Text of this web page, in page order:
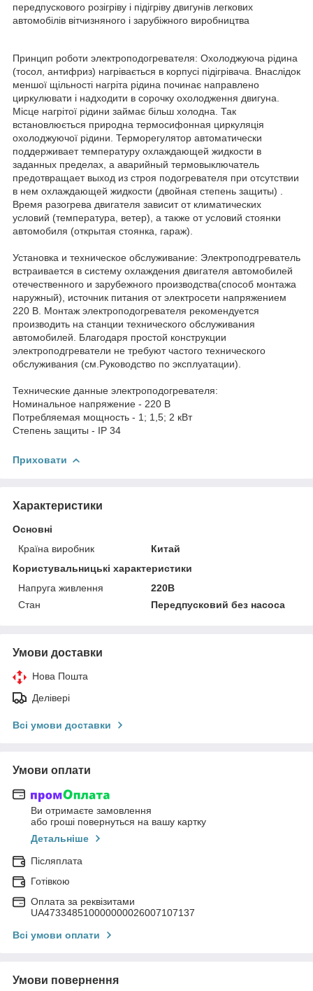
передпускового розігріву і підігріву двигунів легкових
автомобілів вітчизняного і зарубіжного виробництва
Принцип роботи электроподогревателя: Охолоджуюча рідина
(тосол, антифриз) нагрівається в корпусі підігрівача. Внаслідок
меншої щільності нагріта рідина починає направлено
циркулювати і надходити в сорочку охолодження двигуна.
Місце нагрітої рідини займає більш холодна. Так
встановлюється природна термосифонная циркуляція
охолоджуючої рідини. Терморегулятор автоматически
поддерживает температуру охлаждающей жидкости в
заданных пределах, а аварийный термовыключатель
предотвращает выход из строя подогревателя при отсутствии
в нем охлаждающей жидкости (двойная степень защиты) .
Время разогрева двигателя зависит от климатических
условий (температура, ветер), а также от условий стоянки
автомобиля (открытая стоянка, гараж).
Установка и техническое обслуживание: Электроподгреватель
встраивается в систему охлаждения двигателя автомобилей
отечественного и зарубежного производства(способ монтажа
наружный), источник питания от электросети напряжением
220 В. Монтаж электроподогревателя рекомендуется
производить на станции технического обслуживания
автомобилей. Благодаря простой конструкции
электроподгреватели не требуют частого технического
обслуживания (см.Руководство по эксплуатации).
Технические данные электроподогревателя:
Номинальное напряжение - 220 В
Потребляемая мощность - 1; 1,5; 2 кВт
Степень защиты - IP 34
Приховати
Характеристики
Основні
Країна виробник
Китай
Користувальницькі характеристики
Напруга живлення
220В
Стан
Передпусковий без насоса
Умови доставки
Нова Пошта
Делівері
Всі умови доставки
Умови оплати
Ви отримаєте замовлення
або гроші повернуться на вашу картку
Детальніше
Післяплата
Готівкою
Оплата за реквізитами
UA473348510000000026007107137
Всі умови оплати
Умови повернення